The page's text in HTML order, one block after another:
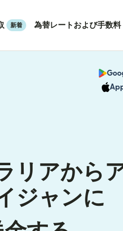
新着 為替レートおよび手数料
リアから
ジャンに